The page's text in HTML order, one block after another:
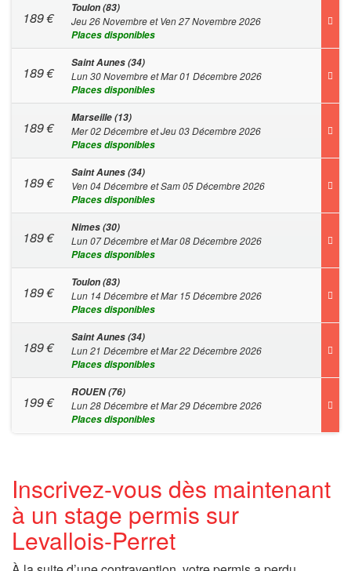
189€
Toulon (83)
Jeu 26 Novembre et Ven 27 Novembre 2026
Places disponibles
189€
Saint Aunes (34)
Lun 30 Novembre et Mar 01 Décembre 2026
Places disponibles
189€
Marseille (13)
Mer 02 Décembre et Jeu 03 Décembre 2026
Places disponibles
189€
Saint Aunes (34)
Ven 04 Décembre et Sam 05 Décembre 2026
Places disponibles
189€
Nimes (30)
Lun 07 Décembre et Mar 08 Décembre 2026
Places disponibles
189€
Toulon (83)
Lun 14 Décembre et Mar 15 Décembre 2026
Places disponibles
189€
Saint Aunes (34)
Lun 21 Décembre et Mar 22 Décembre 2026
Places disponibles
199€
ROUEN (76)
Lun 28 Décembre et Mar 29 Décembre 2026
Places disponibles
Inscrivez-vous dès maintenant
à un stage permis sur
Levallois-Perret